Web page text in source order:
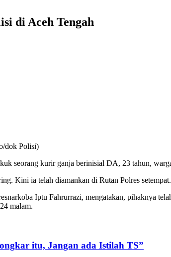
di Aceh Tengah
dok Polisi)
seorang kurir ganja berinisial DA, 23 tahun,
Kini ia telah diamankan di Rutan Polres setempat.
Iptu Fahrurrazi, mengatakan, pihaknya
malam.
itu, Jangan ada Istilah TS”